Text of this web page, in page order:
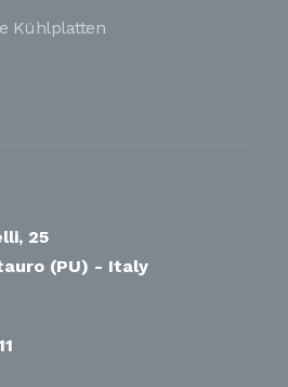
Kühlplatten
25
(PU) - Italy